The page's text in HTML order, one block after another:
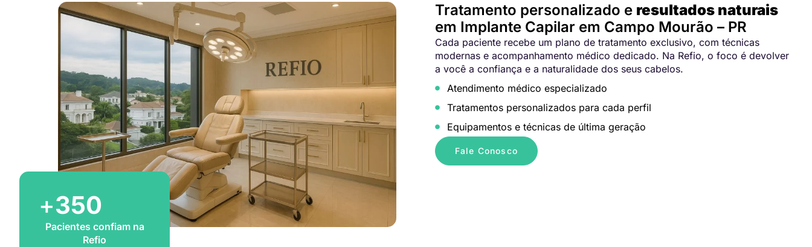
+350
Pacientes confiam na
Refio
Tratamento personalizado e resultados naturais
em Implante Capilar em Campo Mourão – PR
Cada paciente recebe um plano de tratamento exclusivo, com técnicas
modernas e acompanhamento médico dedicado. Na Refio, o foco é devolver
a você a confiança e a naturalidade dos seus cabelos.
Atendimento médico especializado
Tratamentos personalizados para cada perfil
Equipamentos e técnicas de última geração
Fale Conosco